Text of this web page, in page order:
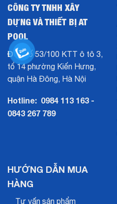
CÔNG TY TNHH XÂY
DỰNG VÀ THIẾT BỊ AT
POOL
ĐC:Số 53/100 KTT ô tô 3,
tổ 14 phường Kiến Hưng,
quận Hà Đông, Hà Nội
Hotline: 0984 113 163 -
0843 267 789
HƯỚNG DẪN MUA
HÀNG
Tư vấn sản phẩm